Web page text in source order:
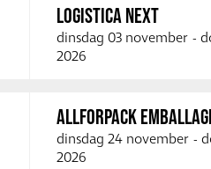
LOGISTICA NEXT
dinsdag 03 november -
2026
ALLFORPACK
dinsdag 24 november -
2026